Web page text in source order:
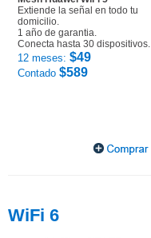
Extiende la señal en todo tu
domicilio.
1 año de garantia.
Conecta hasta 30 dispositivos.
12 meses: $49
Contado $589
WiFi 6